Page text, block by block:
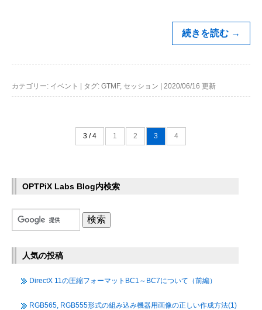
続きを読む →
カテゴリー: イベント タグ: GTMF, セッション 2020/06/16 更新
3 / 4 1 2 3 4
OPTPiX Labs Blog内検索
人気の投稿
DirectX 11の圧縮フォーマットBC1～BC7について（前編）
RGB565, RGB555形式の組み込み機器用画像の正しい作成方法(1)